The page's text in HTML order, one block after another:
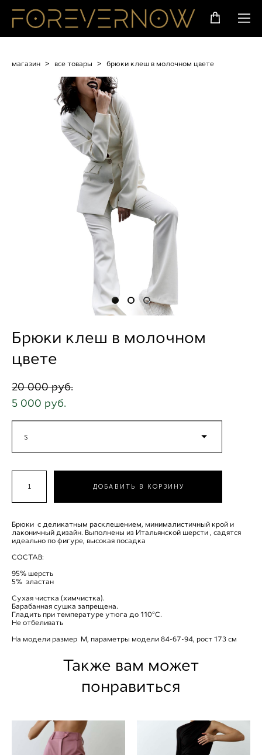
магазин > все товары > брюки клеш в молочном цвете
Брюки клеш в молочном
цвете
20 000 pуб.
5 000 pуб.
S
ДОБАВИТЬ В КОРЗИНУ
Брюки с деликатным расклешением, минималистичный крой и
лаконичный дизайн. Выполнены из Итальянской шерсти , садятся
идеально по фигуре, высокая посадка
СОСТАВ:
95% шерсть
5% эластан
Сухая чистка (химчистка).
Барабанная сушка запрещена.
Гладить при температуре утюга до 110°C.
Не отбеливать
На модели размер М, параметры модели 84-67-94, рост 173 см
Также вам может
понравиться